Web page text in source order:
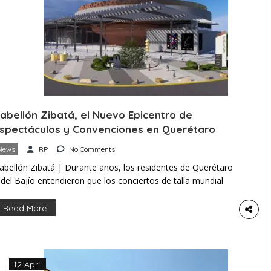
Zibatá, el Nuevo Epicentro de
y Convenciones en Querétaro
RP No Comments
Zibatá | Durante años, los residentes de Querétaro
Bajío entendieron que los conciertos de talla mundial
necesarios los viajes largos hacia Ciudad de México
Read More
12 April